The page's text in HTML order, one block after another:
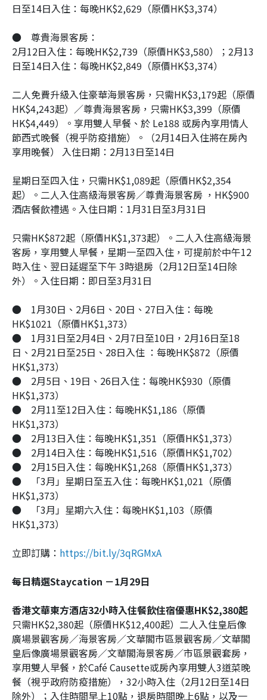
日至14日入住：每晚HK$2,629（原價HK$3,374）
●
尊貴海景客房：
2月12日入住：每晚HK$2,739（原價HK$3,580）；2月13
日至14日入住：每晚HK$2,849（原價HK$3,374）
二人免費升級入住豪華海景客房，只需HK$3,179起（原價
HK$4,243起）／尊貴海景客房，只需HK$3,399（原價
HK$4,449）。享用雙人早餐、於 Le188 或房內享用情人
節西式晚餐（視乎防疫措施）。（2月14日入住將在房內
享用晚餐） 入住日期：2月13日至14日
星期日至四入住，只需HK$1,089起（原價HK$2,354
起）。二人入住高級海景客房／尊貴海景客房 ，HK$900
酒店餐飲禮遇。入住日期：1月31日至3月31日
只需HK$872起（原價HK$1,373起）。二人入住高級海景
客房，享用雙人早餐，星期一至四入住，可提前於中午12
時入住、翌日延遲至下午 3時退房（2月12日至14日除
外）。入住日期：即日至3月31日
●
1月30日、2月6日、20日、27日入住：每晚
HK$1021（原價HK$1,373）
●
1月31日至2月4日、2月7日至10日，2月16日至18
日、2月21日至25日、28日入住 ：每晚HK$872（原價
HK$1,373）
●
2月5日、19日、26日入住：每晚HK$930（原價
HK$1,373）
●
2月11至12日入住：每晚HK$1,186（原價
HK$1,373）
●
2月13日入住：每晚HK$1,351（原價HK$1,373）
●
2月14日入住：每晚HK$1,516（原價HK$1,702）
●
2月15日入住：每晚HK$1,268（原價HK$1,373）
●
「3月」星期日至五入住：每晚HK$1,021（原價
HK$1,373）
●
「3月」星期六入住：每晚HK$1,103（原價
HK$1,373）
立即訂購： https://bit.ly/3qRGMxA
每日精選Staycation －1月29日
香港文華東方酒店32小時入住餐飲住宿優惠HK$2,380起
只需HK$2,380起（原價HK$12,400起）二人入住皇后像
廣場景觀客房／海景客房／文華閣市區景觀客房／文華閣
皇后像廣場景觀客房／文華閣海景客房／市區景觀套房，
享用雙人早餐，於Café Causette或房內享用雙人3道菜晚
餐（視乎政府防疫措施），32小時入住（2月12日至14日
除外）；入住時間早上10點，退房時間晚上6點，以及一